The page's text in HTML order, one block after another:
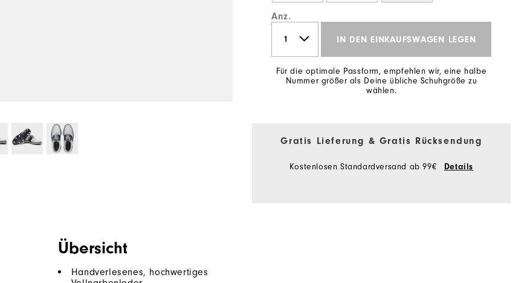
Anz.
IN DEN EINKAUFSWAGEN LEGEN
Für die optimale Passform, empfehlen wir, eine halbe
Nummer größer als Deine übliche Schuhgröße zu
wählen.
Gratis Lieferung & Gratis Rücksendung
Kostenlosen Standardversand ab 99€ Details
Übersicht
Handverlesenes, hochwertiges